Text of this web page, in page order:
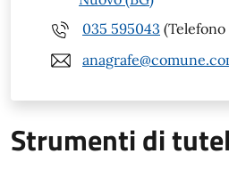
035 595043
Strumenti di